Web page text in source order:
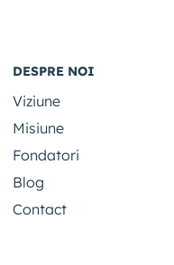
DESPRE NOI
Viziune
Misiune
Fondatori
Blog
Contact